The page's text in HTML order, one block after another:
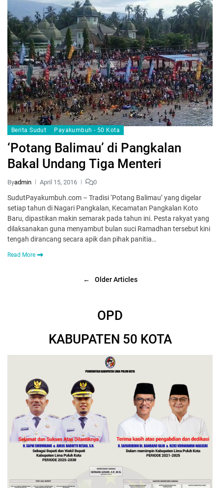
Berita Sudut Payakumbuh - 50 Kota
‘Potang Balimau’ di Pangkalan
Bakal Undang Tiga Menteri
Byadmin April 15, 2016 0
SudutPayakumbuh.com – Tradisi ‘Potang Balimau’ yang digelar
setiap tahun di Nagari Pangkalan, Kecamatan Pangkalan Koto
Baru, dipastikan makin semarak pada tahun ini. Pesta rakyat yang
dilaksanakan guna menyambut bulan suci Ramadhan tersebut kini
tengah dirancang secara apik dan pihak panitia…
Read More
← Older Articles
OPD
KABUPATEN 50 KOTA